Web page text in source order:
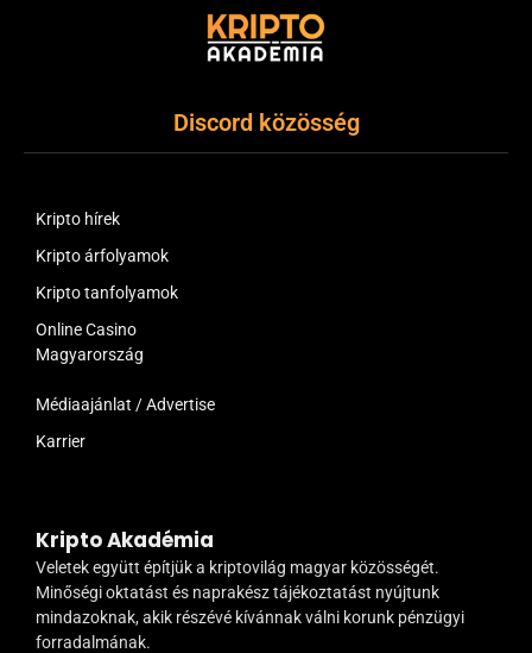
Discord közösség
Kripto hírek
Kripto árfolyamok
Kripto tanfolyamok
Online Casino
Magyarország
Médiaajánlat / Advertise
Karrier
Kripto Akadémia
Veletek együtt építjük a kriptovilág magyar közösségét.
Minőségi oktatást és naprakész tájékoztatást nyújtunk
mindazoknak, akik részévé kívánnak válni korunk pénzügyi
forradalmának.